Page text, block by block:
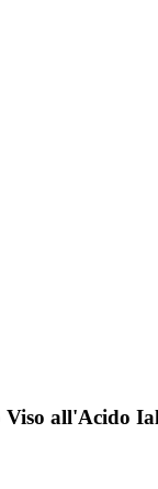
Viso all'Acido